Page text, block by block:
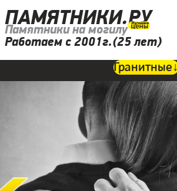
ПАМЯТНИКИ.РУ
Памятники на могилу
Работаем с 2001г.(25 лет)